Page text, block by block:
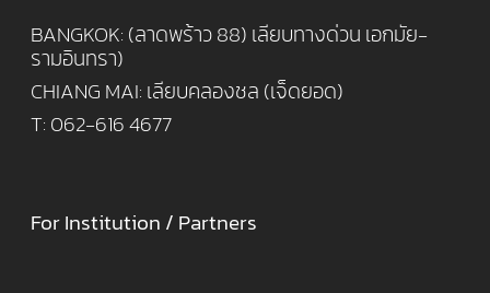
BANGKOK: (ลาดพร้าว 88) เลียบทางด่วน เอกมัย-
รามอินทรา)
CHIANG MAI: เลียบคลองชล (เจ็ดยอด)
T: 062-616 4677
For Institution / Partners